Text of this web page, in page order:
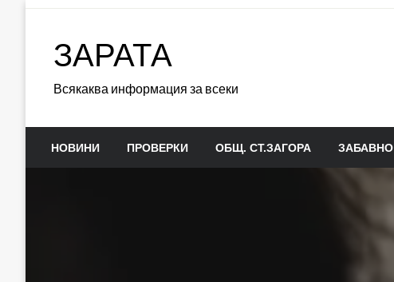
ЗАРАТА
Всякаква информация за всеки
НОВИНИ ПРОВЕРКИ ОБЩ. СТ.ЗАГОРА ЗАБАВНО